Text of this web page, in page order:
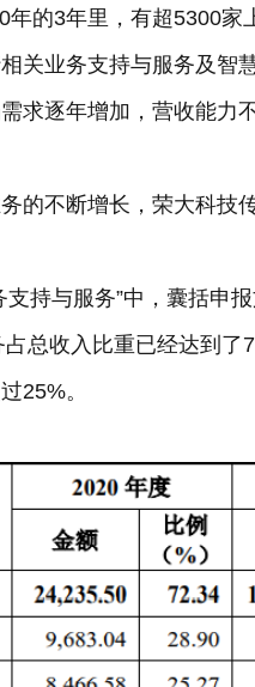
的3年里，有超5300
关业务支持与服务及智
求逐年增加，营收能力
的不断增长，荣大科技
持与服务”中，囊括申
总收入比重已经达到
25%。